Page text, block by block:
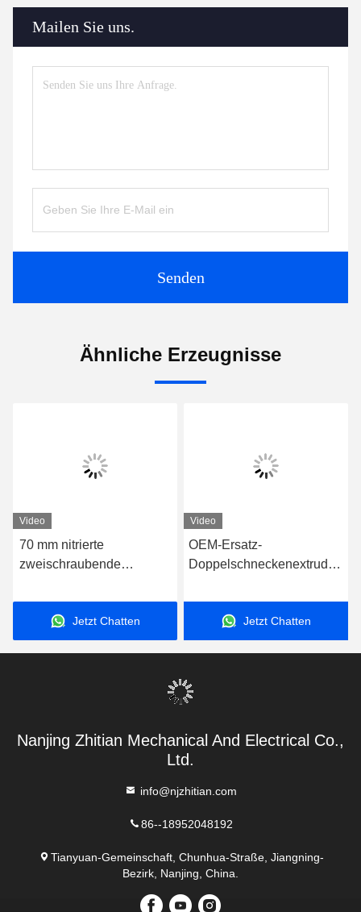
Mailen Sie uns.
Senden
Ähnliche Erzeugnisse
Video
70 mm nitrierte
zweischraubende
stabilen
Temperaturregelung
Jetzt Chatten
Video
OEM-Ersatz-
Doppelschneckenextruder-
globale Extrusionssysteme
Jetzt Chatten
Nanjing Zhitian Mechanical And Electrical Co.,
Ltd.
info@njzhitian.com
86--18952048192
Tianyuan-Gemeinschaft, Chunhua-Straße, Jiangning-
Bezirk, Nanjing, China.